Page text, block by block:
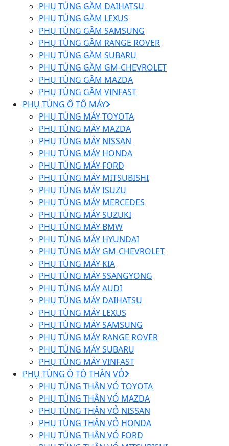
PHỤ TÙNG GẦM DAIHATSU
PHỤ TÙNG GẦM LEXUS
PHỤ TÙNG GẦM SAMSUNG
PHỤ TÙNG GẦM RANGE ROVER
PHỤ TÙNG GẦM SUBARU
PHỤ TÙNG GẦM GM-CHEVROLET
PHỤ TÙNG GẦM MAZDA
PHỤ TÙNG GẦM VINFAST
PHỤ TÙNG Ô TÔ MÁY
PHỤ TÙNG MÁY TOYOTA
PHỤ TÙNG MÁY MAZDA
PHỤ TÙNG MÁY NISSAN
PHỤ TÙNG MÁY HONDA
PHỤ TÙNG MÁY FORD
PHỤ TÙNG MÁY MITSUBISHI
PHỤ TÙNG MÁY ISUZU
PHỤ TÙNG MÁY MERCEDES
PHỤ TÙNG MÁY SUZUKI
PHỤ TÙNG MÁY BMW
PHỤ TÙNG MÁY HYUNDAI
PHỤ TÙNG MÁY GM-CHEVROLET
PHỤ TÙNG MÁY KIA
PHỤ TÙNG MÁY SSANGYONG
PHỤ TÙNG MÁY AUDI
PHỤ TÙNG MÁY DAIHATSU
PHỤ TÙNG MÁY LEXUS
PHỤ TÙNG MÁY SAMSUNG
PHỤ TÙNG MÁY RANGE ROVER
PHỤ TÙNG MÁY SUBARU
PHỤ TÙNG MÁY VINFAST
PHỤ TÙNG Ô TÔ THÂN VỎ
PHỤ TÙNG THÂN VỎ TOYOTA
PHỤ TÙNG THÂN VỎ MAZDA
PHỤ TÙNG THÂN VỎ NISSAN
PHỤ TÙNG THÂN VỎ HONDA
PHỤ TÙNG THÂN VỎ FORD